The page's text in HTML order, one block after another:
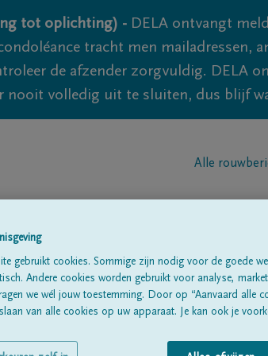
tot oplichting) - DELA ontvangt
tracht men mailadressen,
de afzender zorgvuldig. DELA
volledig uit te sluiten, dus blijf
Alle
gebruikt cookies. Sommige zijn nodig voor de goede
Andere cookies worden gebruikt voor analyse,
we wél jouw toestemming. Door op “Aanvaard alle
van alle cookies op uw apparaat. Je kan ook je